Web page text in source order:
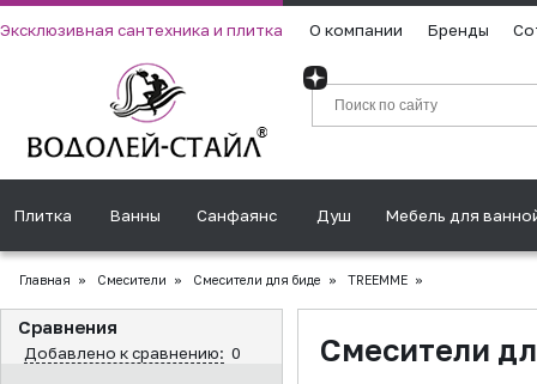
Эксклюзивная сантехника и плитка О компании Бренды
Плитка Ванны Санфаянс Душ Мебель для
Главная » Смесители » Смесители для биде » TREEMME »
Сравнения
Добавлено к сравнению: 0 Смесители